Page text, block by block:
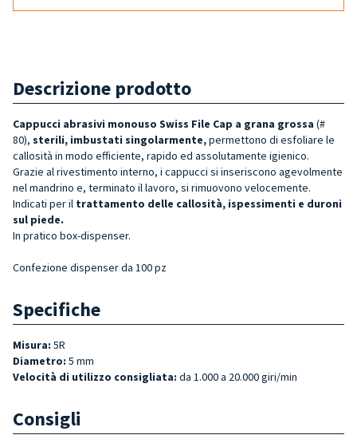
Descrizione prodotto
Cappucci abrasivi monouso Swiss File Cap a grana grossa (#
80), sterili, imbustati singolarmente,permettono di esfoliare le
callosità in modo efficiente, rapido ed assolutamente igienico.
Grazie al rivestimento interno, i cappucci si inseriscono agevolmente
nel mandrino e, terminato il lavoro, si rimuovono velocemente.
Indicati per il trattamento delle callosità, ispessimenti e duroni
sul piede.
In pratico box-dispenser.
Confezione dispenser da 100 pz
Specifiche
Misura: 5R
Diametro: 5 mm
Velocità di utilizzo consigliata: da 1.000 a 20.000 giri/min
Consigli